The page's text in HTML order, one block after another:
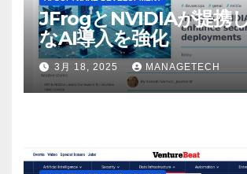
JFrogとNVIDIAが提携
なAI導入を強化
3月 18, 2025 MANAGETECH